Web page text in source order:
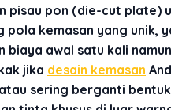
pisau pon (die-cut plate)
pola kemasan yang unik,
biaya awal satu kali
jika desain kemasan
sering berganti